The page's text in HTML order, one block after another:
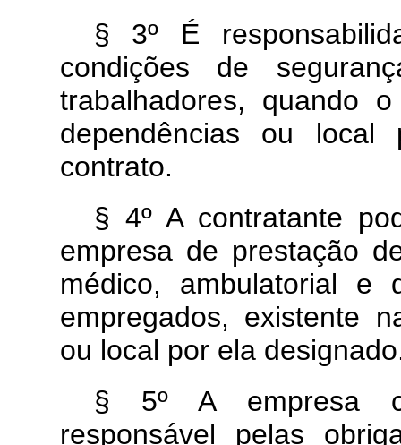
§ 3º É
condições de
trabalhadores, quando
dependências ou local
contrato.
§ 4º A contratante
empresa de prestação
médico, ambulatorial e
empregados, existente
ou local por ela
§ 5º A empresa
responsável pelas